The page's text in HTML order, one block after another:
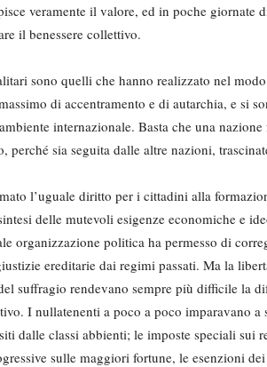
veramente il valore, ed in poche
il benessere collettivo.
sono quelli che hanno realizzato nel
di accentramento e di autarchia, e si
internazionale. Basta che una
perché sia seguita dalle altre nazioni,
l’uguale diritto per i cittadini alla
delle mutevoli esigenze economiche e
organizzazione politica ha permesso di
ereditarie dai regimi passati. Ma la
suffragio rendevano sempre più difficile la
I nullatenenti a poco a poco imparavano
dalle classi abbienti; le imposte speciali sui
sulle maggiori fortune, le esenzioni